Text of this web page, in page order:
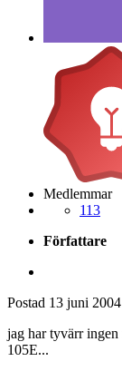
Medlemmar
113
Författare
Postad 13 juni 2004
jag har tyvärr
105E...